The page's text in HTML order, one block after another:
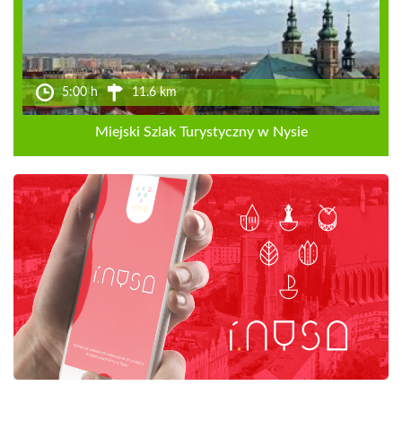
5:00 h 11.6 km
Miejski Szlak Turystyczny w Nysie